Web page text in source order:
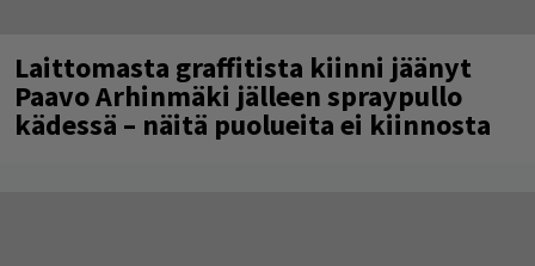
Laittomasta graffitista kiinni jäänyt
Paavo Arhinmäki jälleen spraypullo
kädessä – näitä puolueita ei kiinnosta